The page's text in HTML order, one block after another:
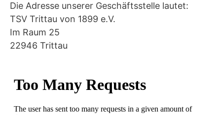
Die Adresse unserer Geschäftsstelle lautet:
TSV Trittau von 1899 e.V.
Im Raum 25
22946 Trittau